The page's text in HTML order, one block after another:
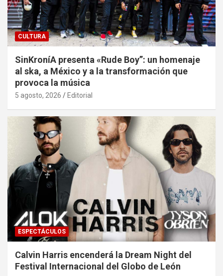
CULTURA
SinKroníA presenta «Rude Boy”: un homenaje
al ska, a México y a la transformación que
provoca la música
5 agosto, 2026 Editorial
ESPECTÁCULOS
Calvin Harris encenderá la Dream Night del
Festival Internacional del Globo de León